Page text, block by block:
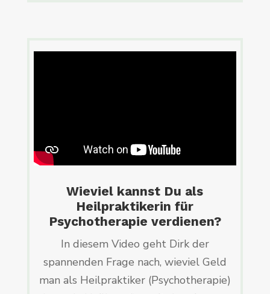
Wieviel kannst Du als
Heilpraktikerin für
Psychotherapie verdienen?
In diesem Video geht Dirk der
spannenden Frage nach, wieviel Geld
man als Heilpraktiker (Psychotherapie)